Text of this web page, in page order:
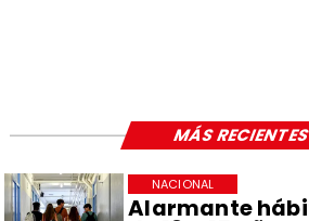
Alarmante
NACIONAL
MÁS RECIENTES